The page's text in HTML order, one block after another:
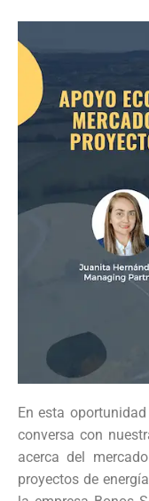
En esta
conversa con
acerca del
proyectos de